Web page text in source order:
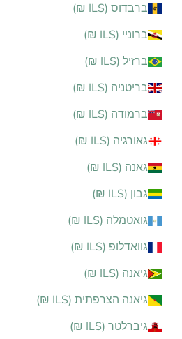
ברבדוס (ILS ₪)
ברוניי (ILS ₪)
ברזיל (ILS ₪)
בריטניה (ILS ₪)
ברמודה (ILS ₪)
גאורגיה (ILS ₪)
גאנה (ILS ₪)
גבון (ILS ₪)
גואטמלה (ILS ₪)
גוואדלופ (ILS ₪)
גיאנה (ILS ₪)
גיאנה הצרפתית (ILS ₪)
גיברלטר (ILS ₪)